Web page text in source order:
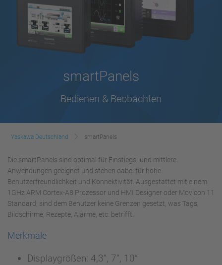
smartPanels
Bedienen & Beobachten
Yaskawa Deutschland smartPanels
Die smartPanels sind optimal für Einstiegs- und mittlere
Anwendungen geeignet und stehen dabei für hohe
Benutzerfreundlichkeit und Konnektivität. Ausgestattet mit einem
1GHz ARM Cortex-A8 Prozessor und HMI Designer oder Movicon 11
Standard, sind dem Benutzer keine Grenzen gesetzt, was Tags,
Bildschirme, Rezepte, Alarme, etc. betrifft.
Merkmale
Displaygrößen: 4,3”, 7”, 10”